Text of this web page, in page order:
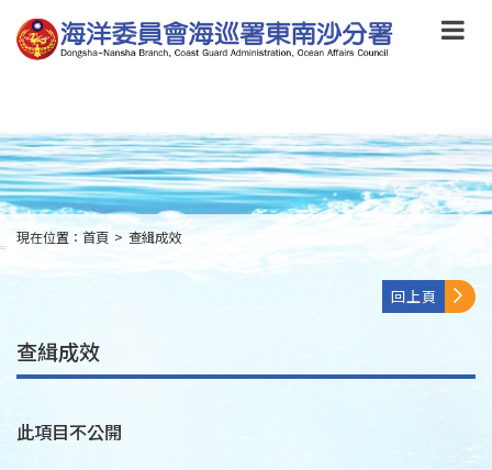
到
主
要
to
main
content
:::
現在位置： 首頁 > 查緝成效
回上頁
查緝成效
此項目不公開